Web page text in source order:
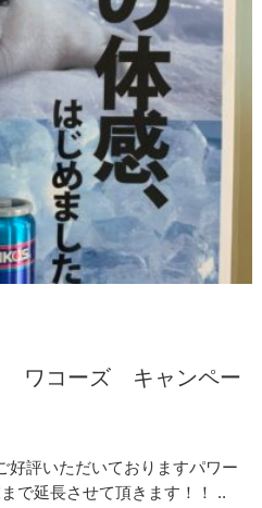
ワコーズ キャンペー
評いただいておりますパワー
で延長させて頂きます！！ ..